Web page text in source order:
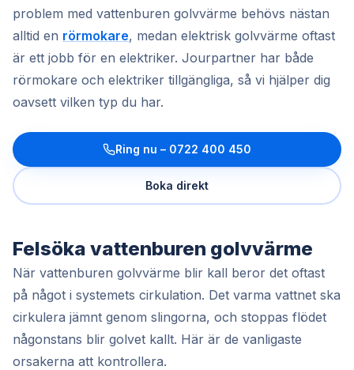
problem med vattenburen golvvärme behövs nästan
alltid en rörmokare, medan elektrisk golvvärme oftast
är ett jobb för en elektriker. Jourpartner har både
rörmokare och elektriker tillgängliga, så vi hjälper dig
oavsett vilken typ du har.
Ring nu – 0722 400 450
Boka direkt
Felsöka vattenburen golvvärme
När vattenburen golvvärme blir kall beror det oftast
på något i systemets cirkulation. Det varma vattnet ska
cirkulera jämnt genom slingorna, och stoppas flödet
någonstans blir golvet kallt. Här är de vanligaste
orsakerna att kontrollera.